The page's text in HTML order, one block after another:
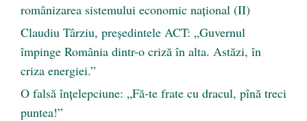
românizarea sistemului economic naţional (II)
Claudiu Târziu, președintele ACT: „Guvernul
împinge România dintr-o criză în alta. Astăzi, în
criza energiei.”
O falsă înțelepciune: „Fă-te frate cu dracul, pînă treci
puntea!”